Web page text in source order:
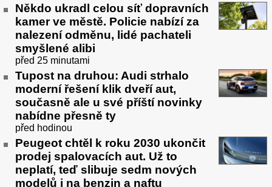
Někdo ukradl celou síť dopravních
kamer ve městě. Policie nabízí za
nalezení odměnu, lidé pachateli
smyšlené alibi
před 25 minutami
Tupost na druhou: Audi strhalo
moderní řešení klik dveří aut,
současně ale u své příští novinky
nabídne přesně ty
před hodinou
Peugeot chtěl k roku 2030 ukončit
prodej spalovacích aut. Už to
neplatí, teď slibuje sedm nových
modelů i na benzin a naftu